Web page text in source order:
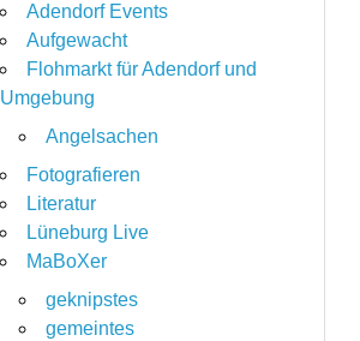
Adendorf Events
Aufgewacht
Flohmarkt für Adendorf und
Umgebung
Angelsachen
Fotografieren
Literatur
Lüneburg Live
MaBoXer
geknipstes
gemeintes